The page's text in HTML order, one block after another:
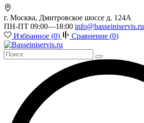
г. Москва, Дмитровское шоссе д. 124А
ПН-ПТ 09:00—18:00 info@basseiniservis.ru
Избранное (0) Сравнение (0)